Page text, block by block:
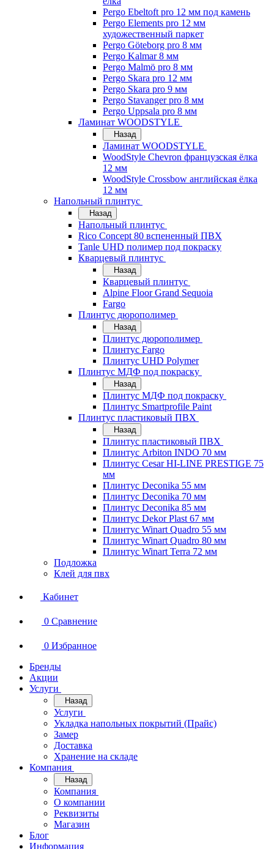
Pergo Ebeltoft pro 12 мм под камень
Pergo Elements pro 12 мм
художественный паркет
Pergo Göteborg pro 8 мм
Pergo Kalmar 8 мм
Pergo Malmö pro 8 мм
Pergo Skara pro 12 мм
Pergo Skara pro 9 мм
Pergo Stavanger pro 8 мм
Pergo Uppsala pro 8 мм
Ламинат WOODSTYLE
Назад
Ламинат WOODSTYLE
WoodStyle Chevron французская ёлка
12 мм
WoodStyle Crossbow английская ёлка
12 мм
Напольный плинтус
Назад
Напольный плинтус
Rico Concept 80 вспененный ПВХ
Tanle UHD полимер под покраску
Кварцевый плинтус
Назад
Кварцевый плинтус
Alpine Floor Grand Sequoia
Fargo
Плинтус дюрополимер
Назад
Плинтус дюрополимер
Плинтус Fargo
Плинтус UHD Polymer
Плинтус МДФ под покраску
Назад
Плинтус МДФ под покраску
Плинтус Smartprofile Paint
Плинтус пластиковый ПВХ
Назад
Плинтус пластиковый ПВХ
Плинтус Arbiton INDO 70 мм
Плинтус Cesar HI-LINE PRESTIGE 75
мм
Плинтус Deconika 55 мм
Плинтус Deconika 70 мм
Плинтус Deconika 85 мм
Плинтус Dekor Plast 67 мм
Плинтус Winart Quadro 55 мм
Плинтус Winart Quadro 80 мм
Плинтус Winart Terra 72 мм
Подложка
Клей для пвх
Кабинет
0 Сравнение
0 Избранное
Бренды
Акции
Услуги
Назад
Услуги
Укладка напольных покрытий (Прайс)
Замер
Доставка
Хранение на складе
Компания
Назад
Компания
О компании
Реквизиты
Магазин
Блог
Информация